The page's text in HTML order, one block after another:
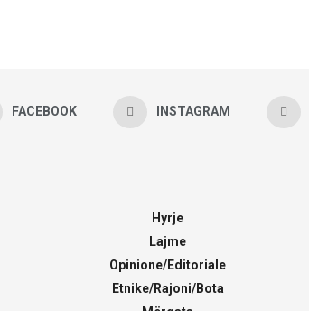
FACEBOOK INSTAGRAM
Hyrje
Lajme
Opinione/Editoriale
Etnike/Rajoni/Bota